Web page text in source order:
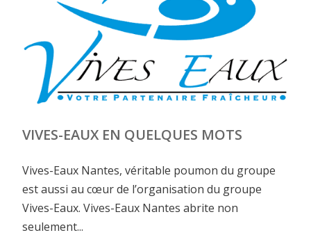
VIVES-EAUX EN QUELQUES MOTS
Vives-Eaux Nantes, véritable poumon du groupe
est aussi au cœur de l’organisation du groupe
Vives-Eaux. Vives-Eaux Nantes abrite non
seulement...